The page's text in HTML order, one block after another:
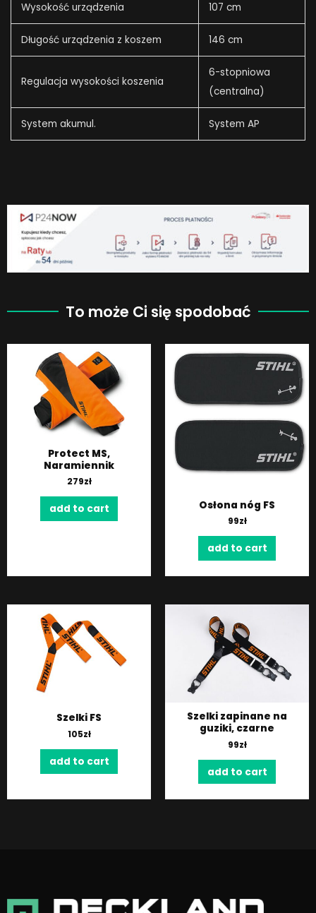
Wysokość urządzenia 107 cm
Długość urządzenia z koszem 146 cm
Regulacja wysokości koszenia
6-stopniowa
(centralna)
System akumul. System AP
To może Ci się spodobać
Protect MS,
Naramiennik
279zł
add to cart Osłona nóg FS
99zł
add to cart
Szelki FS
105zł
add to cart
Szelki zapinane na
guziki, czarne
99zł
add to cart